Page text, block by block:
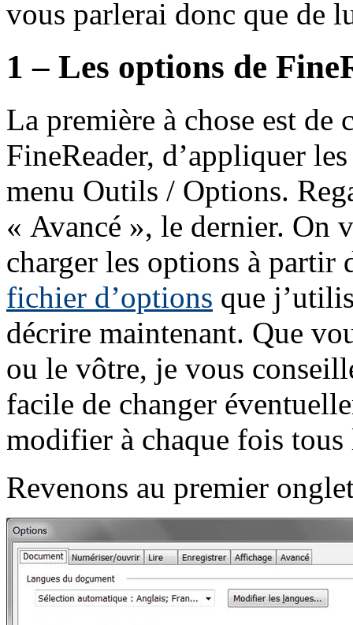
vous parlerai donc que de
1 – Les options de
La première à chose est de
FineReader, d’appliquer
menu Outils / Options.
« Avancé », le dernier. On
charger les options à
fichier d’options que
décrire maintenant. Que
ou le vôtre, je vous
facile de changer
modifier à chaque fois tous
Revenons au premier